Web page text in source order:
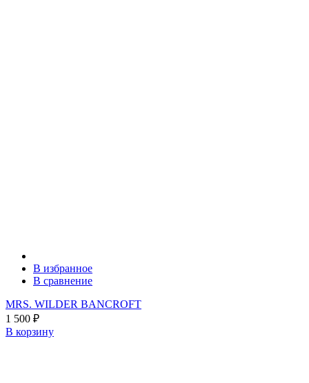
В избранное
В сравнение
MRS. WILDER BANCROFT
1 500 ₽
В корзину